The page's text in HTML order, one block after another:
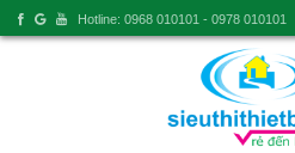
Hotline: 0968 010101 - 0978 010101